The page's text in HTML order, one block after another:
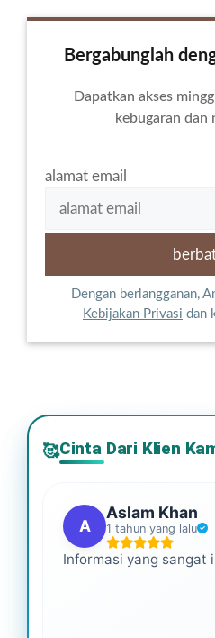
Bergabunglah
Dapatkan akses
kebugaran dan
alamat email
Dengan berlangganan,
Kebijakan Privasi dan
🥰Cinta Dari Klien
A
Aslam Khan
1 tahun yang lalu
Informasi yang sangat